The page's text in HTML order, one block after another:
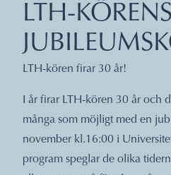
LTH-KÖRENS
LTH-kören firar 30 år!
I år firar LTH-kören 30 år och
många som möjligt med en
november kl.16:00 i
program speglar de olika